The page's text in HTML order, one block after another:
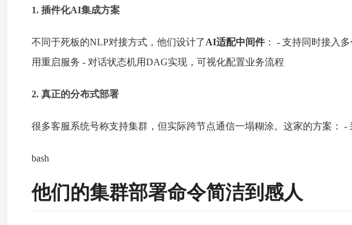
1. 插件化AI集成方案
不同于死板的NLP对接方式，他们设计了AI适配中间件： - 支持同时接入
用重启服务 - 对话状态机用DAG实现，可视化配置业务流程
2. 真正的分布式部署
很多客服系统号称支持集群，但实际跨节点通信一塌糊涂。这家的方案：
bash
他们的集群部署命令简洁到感人